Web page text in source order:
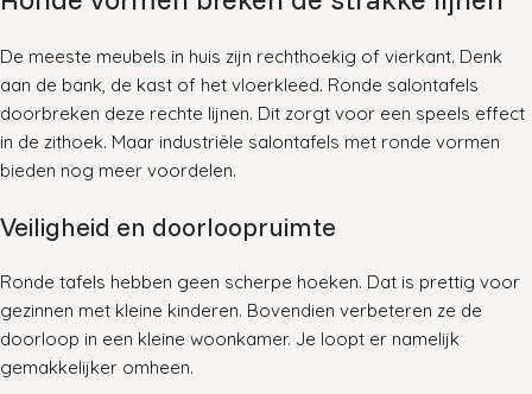
De meeste meubels in huis zijn rechthoekig of vierkant. Denk
aan de bank, de kast of het vloerkleed. Ronde salontafels
doorbreken deze rechte lijnen. Dit zorgt voor een speels effect
in de zithoek. Maar industriële salontafels met ronde vormen
bieden nog meer voordelen.
Veiligheid en doorloopruimte
Ronde tafels hebben geen scherpe hoeken. Dat is prettig voor
gezinnen met kleine kinderen. Bovendien verbeteren ze de
doorloop in een kleine woonkamer. Je loopt er namelijk
gemakkelijker omheen.